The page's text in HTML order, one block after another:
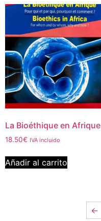
La Bioéthique en Afrique
18.50€ IVA incluido
Añadir al carrito
←